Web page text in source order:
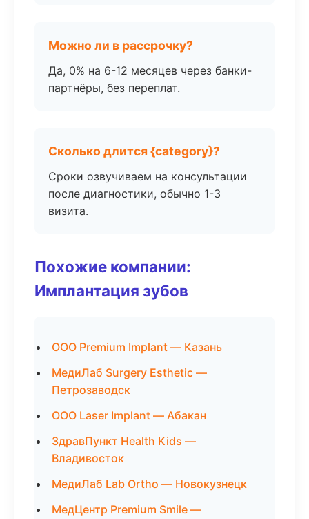
Можно ли в рассрочку?
Да, 0% на 6-12 месяцев через банки-
партнёры, без переплат.
Сколько длится {category}?
Сроки озвучиваем на консультации
после диагностики, обычно 1-3
визита.
Похожие компании:
Имплантация зубов
ООО Premium Implant — Казань
МедиЛаб Surgery Esthetic —
Петрозаводск
ООО Laser Implant — Абакан
ЗдравПункт Health Kids —
Владивосток
МедиЛаб Lab Ortho — Новокузнецк
МедЦентр Premium Smile —